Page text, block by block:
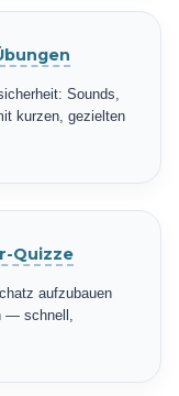
Sounds,
kurzen, gezielten
Quizze
aufzubauen
— schnell,